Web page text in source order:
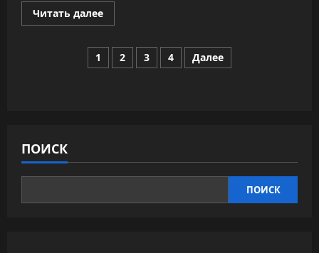
Читать далееПрочитать
больше
работников
считают
ИИ
Пагинация
1 2 3 4 Далее
ПОИСК
ПОИСК